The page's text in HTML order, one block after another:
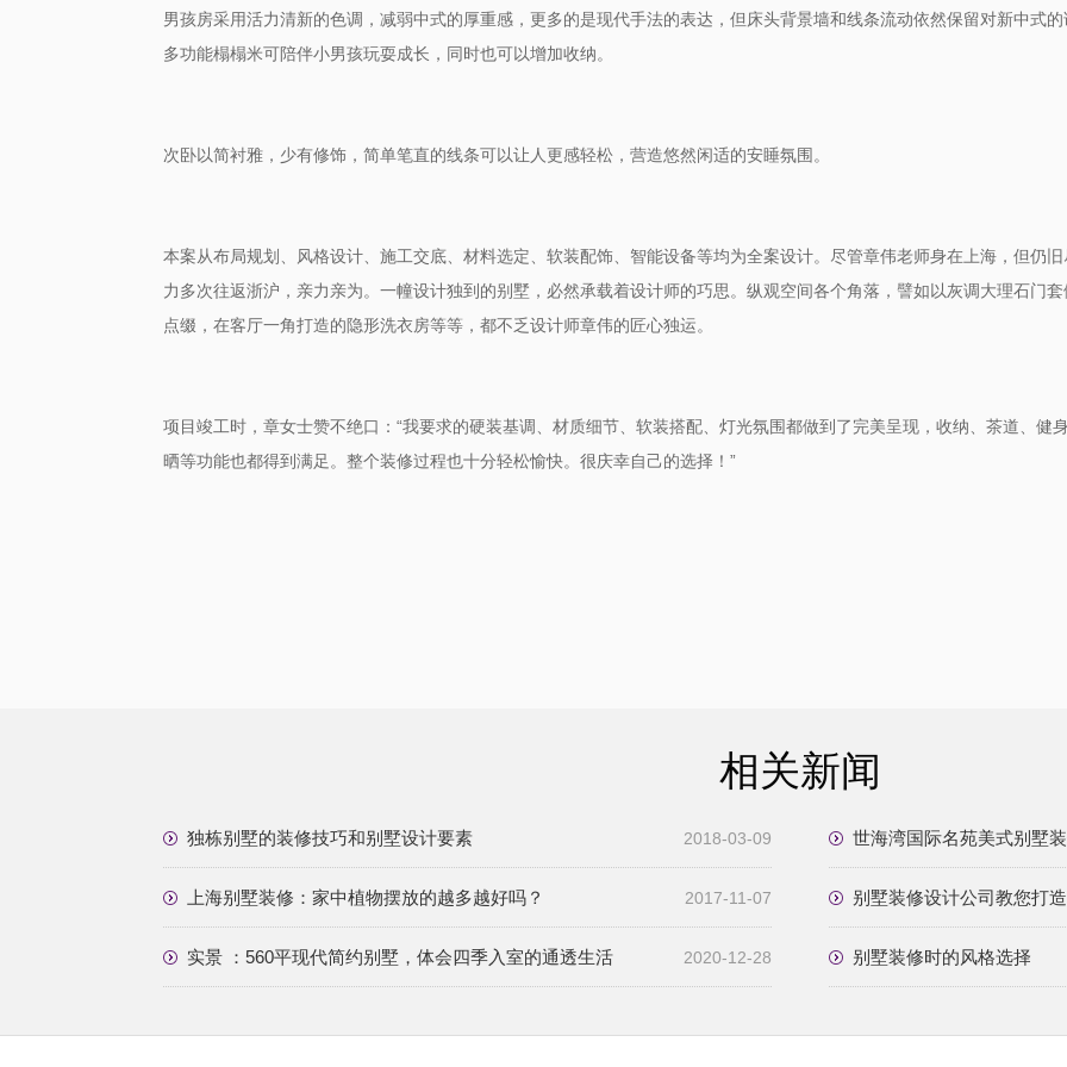
男孩房采用活力清新的色调，减弱中式的厚重感，更多的是现代手法的表达，但床头背景墙和线条流动依然保留对新中式的
多功能榻榻米可陪伴小男孩玩耍成长，同时也可以增加收纳。
次卧以简衬雅 ， 少有修饰，简单笔直的线条可以让人更感轻松，营造悠然闲适的安睡氛围。
本案 从布局规划、风格设计、施工交底、材料选定、软装配饰、智能设备等均为全案设计。尽管章伟老师身在上海，但仍旧
力多次往返浙沪，亲力亲为。 一幢设计独到的别墅，必然承载着设计师的巧思。 纵观空间各个角落， 譬如以灰调大理石门套
点缀，在客厅一角打造的隐形洗衣房等等，都不乏设计师章伟的匠心独运。
项目竣工时，章女士赞不绝口： “我要求的硬装基调、材质细节、软装搭配、灯光氛围都做到了完美呈现，收纳 、茶道、健
晒等功能也都得到满足。整个装修过程也十分轻松愉快。很庆幸自己的选择！ ”
相关新闻
独栋别墅的装修技巧和别墅设计要素 2018-03-09 世海湾国际名苑美式别墅
上海别墅装修：家中植物摆放的越多越好吗？ 2017-11-07 别墅装修设计公司教您打
实景 ：560平现代简约别墅，体会四季入室的通透生活 2020-12-28 别墅装修时的风格选择